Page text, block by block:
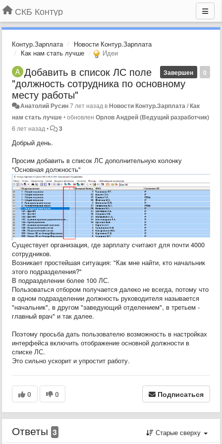
СКБ Контур
Контур.Зарплата
Новости Контур.Зарплата
Как нам стать лучше
Идеи
0
Завершен
Добавить в список ЛС поле
"должность сотрудника по основному
месту работы"
Анатолий Русин7 лет назад вНовости Контур.Зарплата / Как
нам стать лучше•обновлен Орлов Андрей (Ведущий разработчик)
6 лет назад • 3
Добрый день.
Просим добавить в список ЛС дополнительную колонку
"Основная должность"
Существует организация, где зарплату считают для почти 4000
сотрудников.
Возникает простейшая ситуация: "Как мне найти, кто начальник
этого подразделения?"
В подразделении более 100 ЛС.
Пользоваться отбором получается далеко не всегда, потому что
в одном подразделении должность руководителя называется
"начальник", в другом "заведующий отделением", в третьем -
главный врач" и так далее.
Поэтому просьба дать пользователю возможность в настройках
интерфейса включить отображение основной должности в
списке ЛС.
Это сильно ускорит и упростит работу.
0 0 Подписаться
Ответы 3 Старые сверху